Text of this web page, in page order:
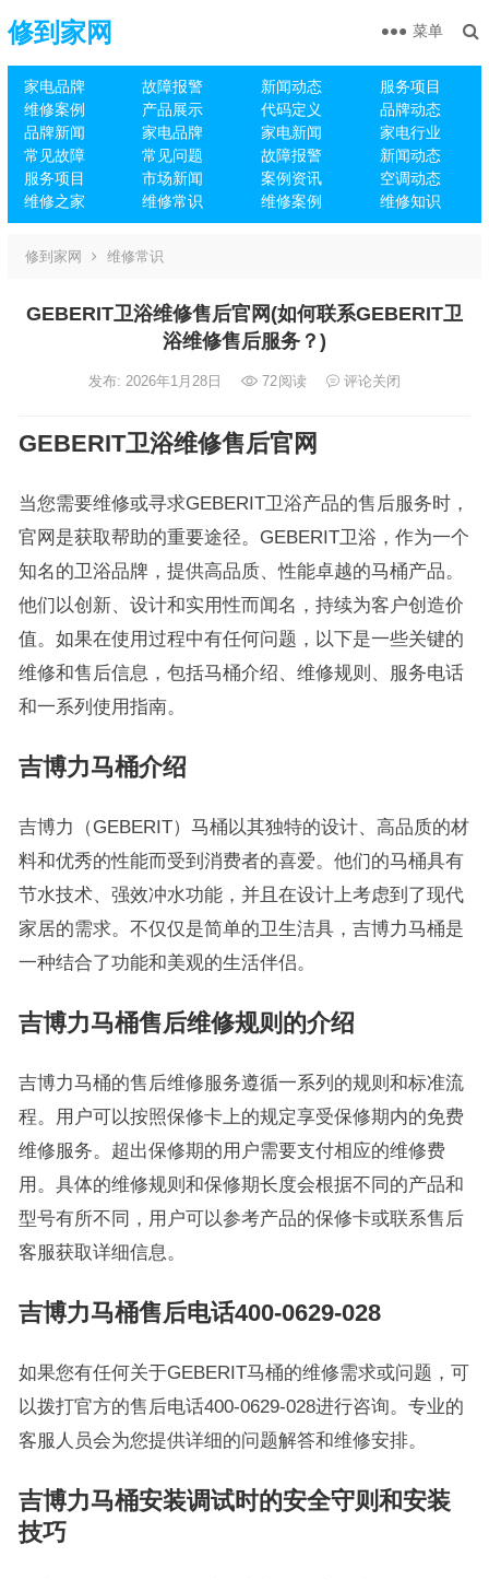
修到家网
家电品牌 故障报警 新闻动态
服务项目
维修案例
产品展示 代码定义
品牌动态
品牌新闻
家电品牌 家电新闻
家电行业
常见故障
常见问题 故障报警
新闻动态
服务项目
市场新闻 案例资讯
空调动态
维修之家
维修常识 维修案例 维修知识
菜单
修到家网 维修常识
GEBERIT卫浴维修售后官网(如何联系GEBERIT卫
浴维修售后服务？)
发布: 2026年1月28日 72阅读 评论关闭
GEBERIT卫浴维修售后官网
当您需要维修或寻求GEBERIT卫浴产品的售后服务时，
官网是获取帮助的重要途径。GEBERIT卫浴，作为一个
知名的卫浴品牌，提供高品质、性能卓越的马桶产品。
他们以创新、设计和实用性而闻名，持续为客户创造价
值。如果在使用过程中有任何问题，以下是一些关键的
维修和售后信息，包括马桶介绍、维修规则、服务电话
和一系列使用指南。
吉博力马桶介绍
吉博力（GEBERIT）马桶以其独特的设计、高品质的材
料和优秀的性能而受到消费者的喜爱。他们的马桶具有
节水技术、强效冲水功能，并且在设计上考虑到了现代
家居的需求。不仅仅是简单的卫生洁具，吉博力马桶是
一种结合了功能和美观的生活伴侣。
吉博力马桶售后维修规则的介绍
吉博力马桶的售后维修服务遵循一系列的规则和标准流
程。用户可以按照保修卡上的规定享受保修期内的免费
维修服务。超出保修期的用户需要支付相应的维修费
用。具体的维修规则和保修期长度会根据不同的产品和
型号有所不同，用户可以参考产品的保修卡或联系售后
客服获取详细信息。
吉博力马桶售后电话400-0629-028
如果您有任何关于GEBERIT马桶的维修需求或问题，可
以拨打官方的售后电话400-0629-028进行咨询。专业的
客服人员会为您提供详细的问题解答和维修安排。
吉博力马桶安装调试时的安全守则和安装
技巧